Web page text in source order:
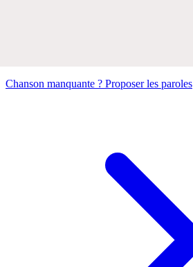
Chanson manquante ? Proposer les paroles